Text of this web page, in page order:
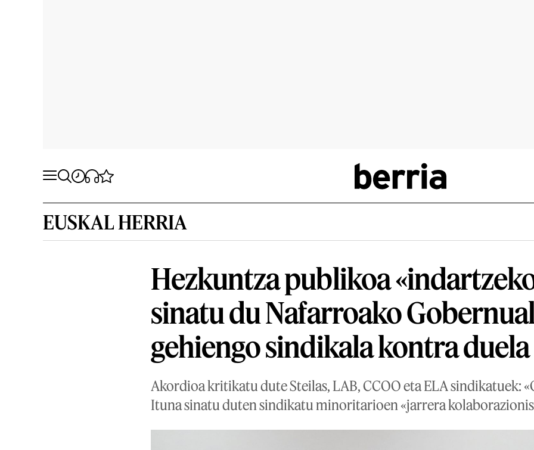
EUSKAL HERRIA
Hezkuntza publikoa
sinatu du Nafarroako
gehiengo sindikala kontra duela
Akordioa kritikatu dute Steilas, LAB, CCOO eta ELA sindikatuek:
Ituna sinatu duten sindikatu minoritarioen «jarrera